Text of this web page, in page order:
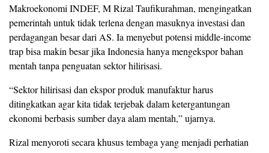
Makroekonomi INDEF, M Rizal Taufikurahman, mengingatkan
pemerintah untuk tidak terlena dengan masuknya investasi dan
perdagangan besar dari AS. Ia menyebut potensi middle-income
trap bisa makin besar jika Indonesia hanya mengekspor bahan
mentah tanpa penguatan sektor hilirisasi.
“Sektor hilirisasi dan ekspor produk manufaktur harus
ditingkatkan agar kita tidak terjebak dalam ketergantungan
ekonomi berbasis sumber daya alam mentah,” ujarnya.
Rizal menyoroti secara khusus tembaga yang menjadi perhatian